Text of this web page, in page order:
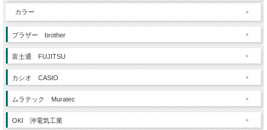
カラー
ブラザー brother
富士通 FUJITSU
カシオ CASIO
ムラテック Muratec
OKI 沖電気工業